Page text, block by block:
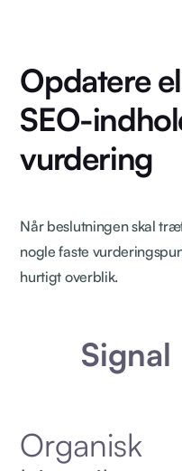
Opdatere
SEO-
vurdering
Når beslutningen skal
nogle faste
hurtigt overblik.
Signal
Organisk